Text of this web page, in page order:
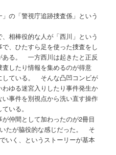
の「警視庁追跡捜査係」という
相棒役的な人が「西川」という
、ひたすら足を使った捜査をし
ある。 一方西川は起きたと正反
したり情報を集めるのが得意
している。 そんな凸凹コンビが
わゆる迷宮入りしたり事件発生か
事件を別視点から洗い直す操作
いる。
仲間として加わったのが2冊目
たが脇役的な感じだった。 そ
いく、というストーリーが基本